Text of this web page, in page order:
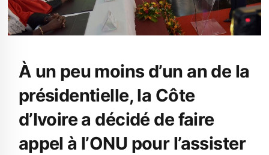
À un peu moins d’un an de la
présidentielle, la Côte
d’Ivoire a décidé de faire
appel à l’ONU pour l’assister